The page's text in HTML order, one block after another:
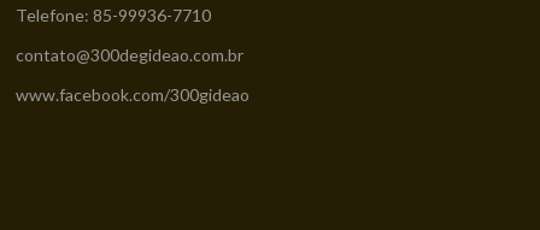
Telefone: 85-99936-7710
contato@300degideao.com.br
www.facebook.com/300gideao